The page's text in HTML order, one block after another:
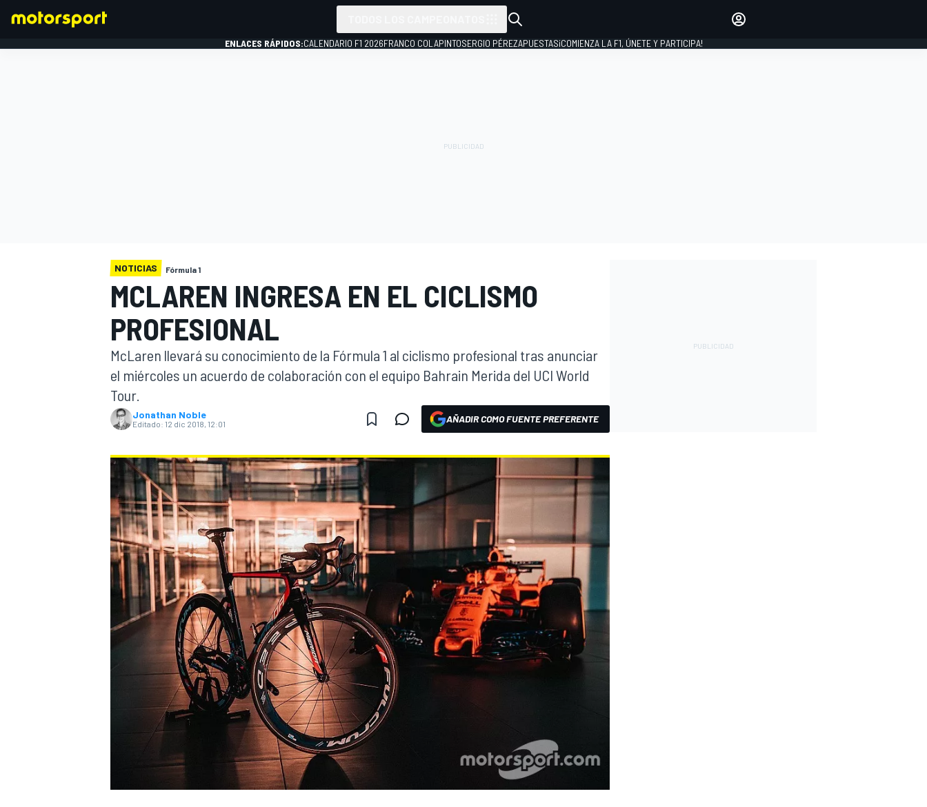
INDYCAR
MOTOGP
NASCAR CUP
INICIAR SESIÓN
ENLACES RÁPIDOS:CALENDARIO F1 2026FRANCO COLAPINTOSERGIO PÉREZAPUESTAS¡COMIENZA LA F1, ÚNETE Y PARTICIPA!
NOTICIAS Fórmula 1
MCLAREN INGRESA EN EL CICLISMO
PROFESIONAL
McLaren llevará su conocimiento de la Fórmula 1 al ciclismo profesional tras anunciar
el miércoles un acuerdo de colaboración con el equipo Bahrain Merida del UCI World
Tour.
Jonathan Noble
Editado: 12 dic 2018, 12:01 AÑADIR COMO FUENTE PREFERENTE